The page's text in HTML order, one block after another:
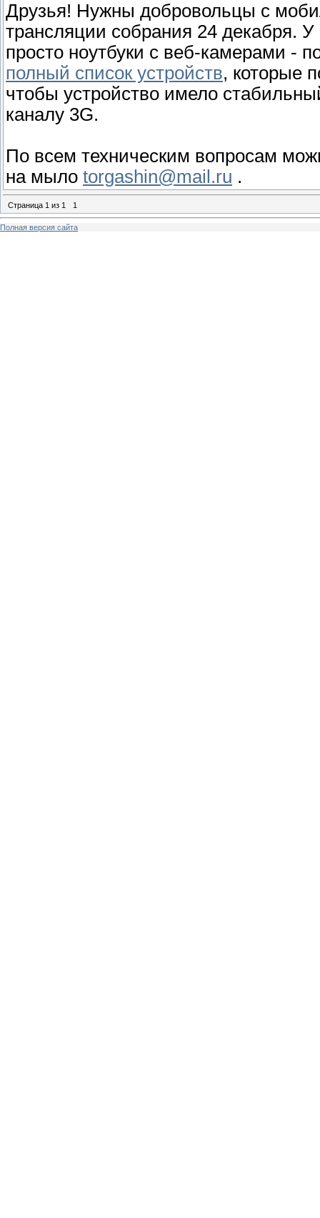
Друзья! Нужны добровольцы с
трансляции собрания 24 декабря.
просто ноутбуки с веб-камерами -
полный список устройств, которые
чтобы устройство имело
каналу 3G.
По всем техническим вопросам
на мыло torgashin@mail.ru .
Страница 1 из 1 1
Полная версия сайта